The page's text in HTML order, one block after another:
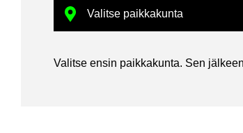
Va­lit­se ensin paik­ka­kun­ta. Sen